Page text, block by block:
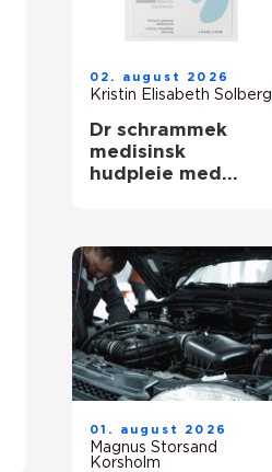
02. august 2026
Kristin Elisabeth Solberg
Dr schrammek
medisinsk
hudpleie med
01. august 2026
Magnus Storsand
Korsholm